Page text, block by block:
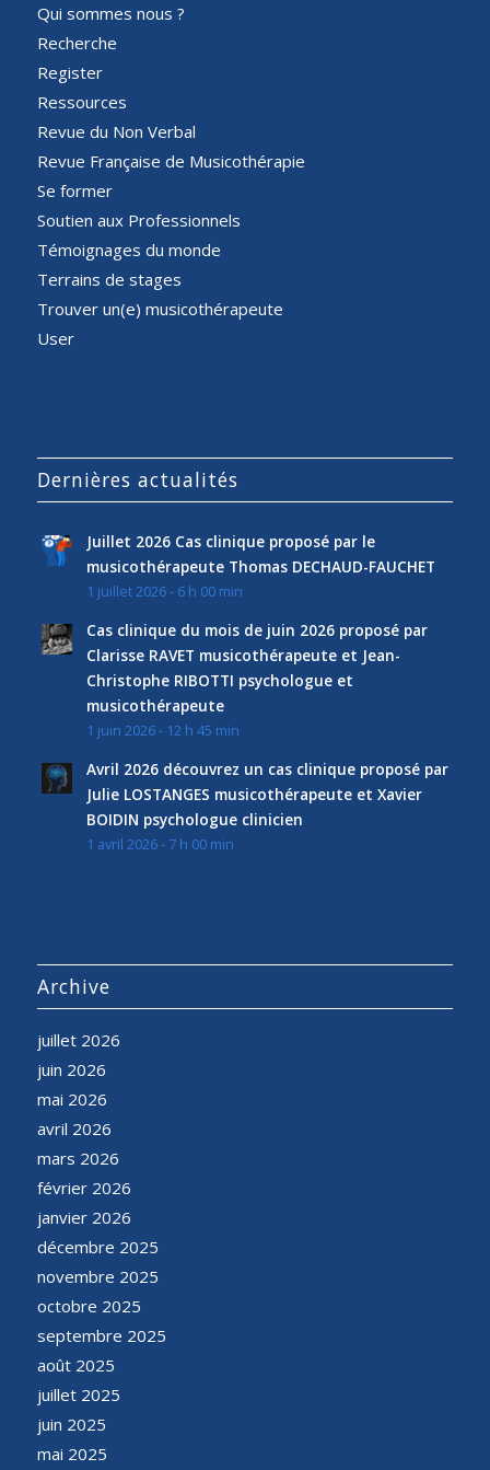
Qui sommes nous ?
Recherche
Register
Ressources
Revue du Non Verbal
Revue Française de Musicothérapie
Se former
Soutien aux Professionnels
Témoignages du monde
Terrains de stages
Trouver un(e) musicothérapeute
User
Dernières actualités
Juillet 2026 Cas clinique proposé par le
musicothérapeute Thomas DECHAUD-FAUCHET
1 juillet 2026 - 6 h 00 min
Cas clinique du mois de juin 2026 proposé par
Clarisse RAVET musicothérapeute et Jean-
Christophe RIBOTTI psychologue et
musicothérapeute
1 juin 2026 - 12 h 45 min
Avril 2026 découvrez un cas clinique proposé par
Julie LOSTANGES musicothérapeute et Xavier
BOIDIN psychologue clinicien
1 avril 2026 - 7 h 00 min
Archive
juillet 2026
juin 2026
mai 2026
avril 2026
mars 2026
février 2026
janvier 2026
décembre 2025
novembre 2025
octobre 2025
septembre 2025
août 2025
juillet 2025
juin 2025
mai 2025